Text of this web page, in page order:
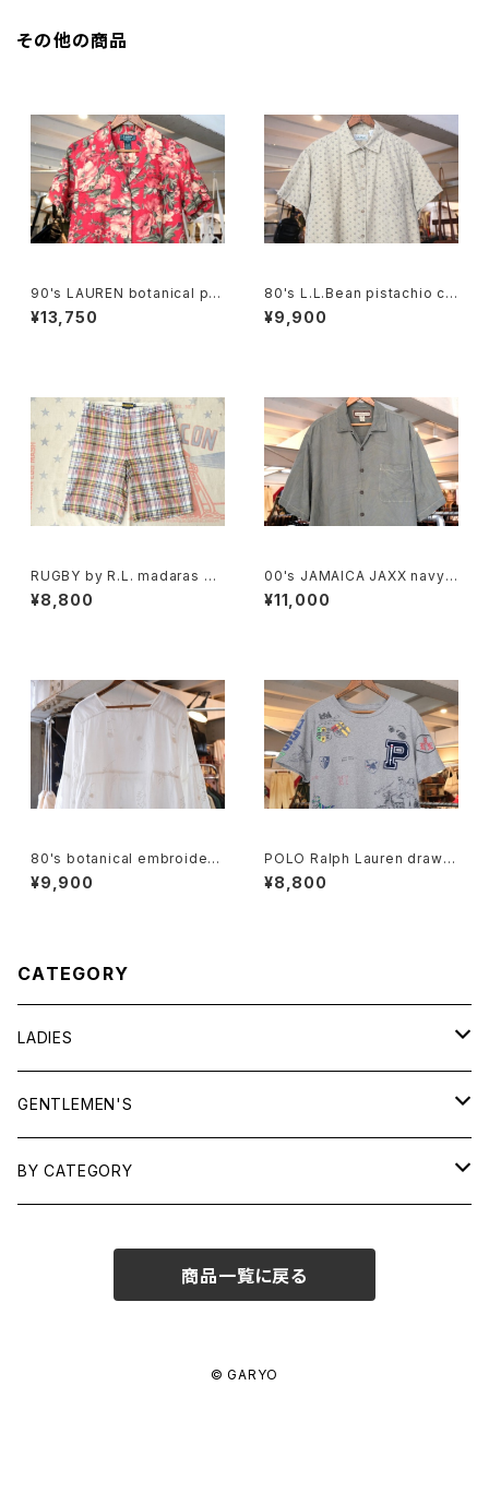
その他の商品
90's LAUREN botanical pri
nted linen open collar Shir
t
¥13,750
80's L.L.Bean pistachio cal
ico cotton box Shirt
¥9,900
RUGBY by R.L. madaras pl
aid cotton Shorts
¥8,800
00's JAMAICA JAXX navy-
green jacquard silk Shirt
¥11,000
80's botanical embroidere
d Indian cotton pullover Bl
ouse
¥9,900
POLO Ralph Lauren drawin
g printed Tee w/ patch
¥8,800
CATEGORY
LADIES
TOPS
SHIRTS
OUTERWEAR
GENTLEMEN'S
TOPS
BY CATEGORY
商品一覧に戻る
© GARYO